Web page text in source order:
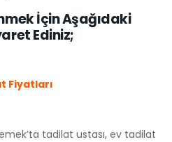
İçin Aşağıdaki
Ediniz;
Fiyatları
tadilat ustası, ev tadilat